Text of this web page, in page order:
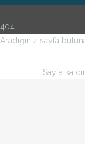
404
Aradığınız sayfa
Sayfa